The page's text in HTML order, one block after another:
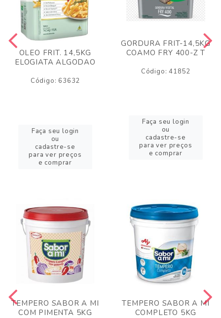
OLEO FRIT. 14,5KG
ELOGIATA ALGODAO
Código: 63632
Faça seu login
ou
cadastre-se
para ver preços
e comprar
GORDURA FRIT-14,5KG
COAMO FRY 400-Z T
Código: 41852
Faça seu login
ou
cadastre-se
para ver preços
e comprar
TEMPERO SABOR A MI
COM PIMENTA 5KG
TEMPERO SABOR A MI
COMPLETO 5KG